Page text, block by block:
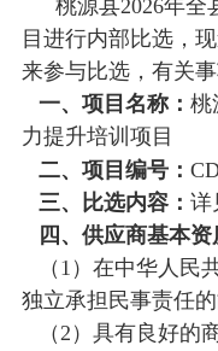
桃源县2026年全
目进行内部比选，
来参与比选，有关事
一、 项目名称： 桃
力提升培训项目
二、项目编号：
三、比选内容： 详
四 、供应商基本资
（1）在中华人民
独立承担民事责任的
（2）具有良好的